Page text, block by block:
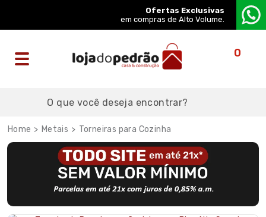
Ofertas Exclusivas
em compras de Alto Volume.
0
Metais Torneiras para Cozinha